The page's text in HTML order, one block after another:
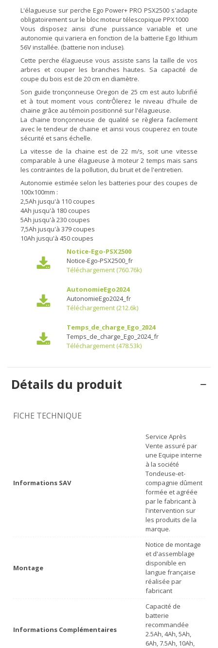
L'élagueuse sur perche Ego Power+ PRO PSX2500 s'adapte
obligatoirement sur le bloc moteur télescopique PPX1000
Vous disposez ainsi d'une puissance variable et une
autonomie qui variera en fonction de la batterie Ego lithium
56V installée. (batterie non incluse).
Cette perche élagueuse vous assiste sans la taille de vos
arbres et couper les branches hautes. Sa capacité de
coupe du bois est de 20 cm en diamètre.
Son guide tronçonneuse Oregon de 25 cm est auto lubrifié
et à tout moment vous contrÔlerez le niveau d'huile de
chaine grâce au témoin positionné sur l'élagueuse.
La chaine tronçonneuse de qualité se règlera facilement
avec le tendeur de chaine et ainsi vous couperez en toute
sécurité et sans échelle.
La vitesse de la chaine est de 22 m/s, soit une vitesse
comparable à une élagueuse à moteur 2 temps mais sans
les contraintes de la pollution, du bruit et de l'entretien.
Autonomie estimée selon les batteries pour des coupes de
100x100mm :
2,5Ah jusqu'à 110 coupes
4Ah jusqu'à 180 coupes
5Ah jusqu'à 230 coupes
7,5Ah jusqu'à 379 coupes
10Ah jusqu'à 450 coupes
Notice-Ego-PSX2500
Notice-Ego-PSX2500_fr
Téléchargement (760.76k)
AutonomieEgo2024
AutonomieEgo2024_fr
Téléchargement (212.6k)
Temps_de_charge_Ego_2024
Temps_de_charge_Ego_2024_fr
Téléchargement (478.53k)
Détails du produit
FICHE TECHNIQUE
Informations SAV
Service Après
Vente assuré par
une Equipe interne
à la société
Tondeuse-et-
compagnie dûment
formée et agréée
par le fabricant à
l'intervention sur
les produits de la
marque.
Montage
Notice de montage
et d'assemblage
disponible en
langue française
réalisée par
fabricant
Informations Complémentaires
Capacité de
batterie
recommandée
2.5Ah, 4Ah, 5Ah,
6Ah, 7.5Ah, 10Ah,